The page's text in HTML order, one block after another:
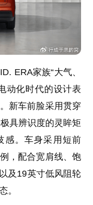
ERA家族“大气、
动化时代的设计表
新车前脸采用贯穿
具辨识度的灵眸矩
感。车身采用短前
，配合宽肩线、饱
及19英寸低风阻轮
。